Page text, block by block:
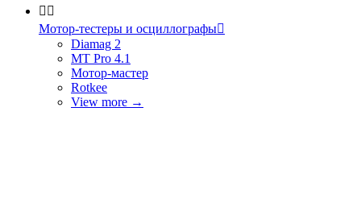
 
Мотор-тестеры и осциллографы
Diamag 2
MT Pro 4.1
Мотор-мастер
Rotkee
View more →